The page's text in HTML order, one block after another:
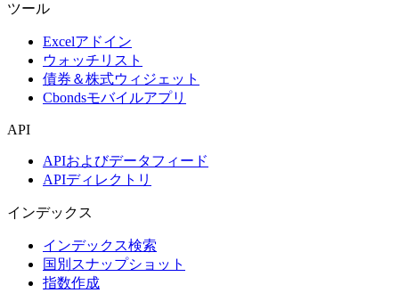
ツール
Excelアドイン
ウォッチリスト
債券＆株式ウィジェット
Cbondsモバイルアプリ
API
APIおよびデータフィード
APIディレクトリ
インデックス
インデックス検索
国別スナップショット
指数作成